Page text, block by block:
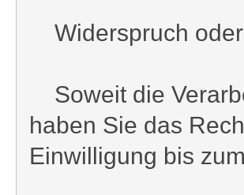
Widerspruch oder
Soweit die
haben Sie das
Einwilligung bis